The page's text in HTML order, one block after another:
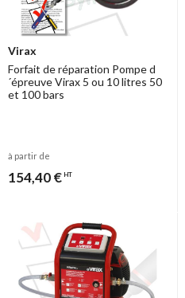
Virax
Forfait de réparation Pompe d
´épreuve Virax 5 ou 10 litres 50
et 100 bars
à partir de
154,40 € HT